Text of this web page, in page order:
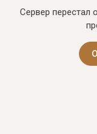
Сервер перестал